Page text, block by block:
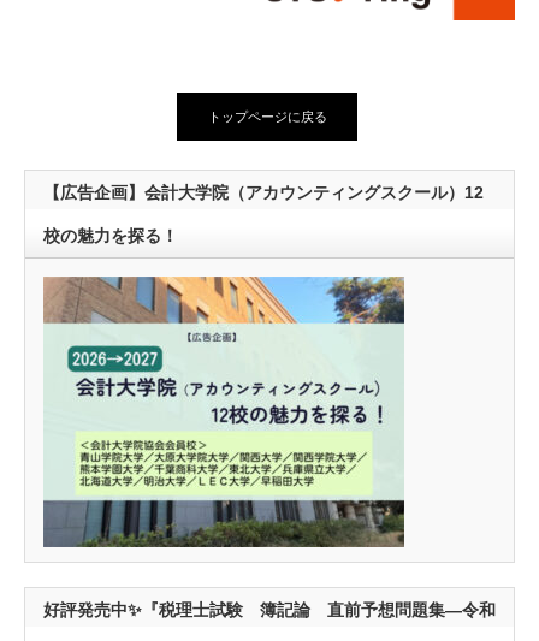
トップページに戻る
【広告企画】会計大学院（アカウンティングスクール）12
校の魅力を探る！
好評発売中✨『税理士試験 簿記論 直前予想問題集―令和